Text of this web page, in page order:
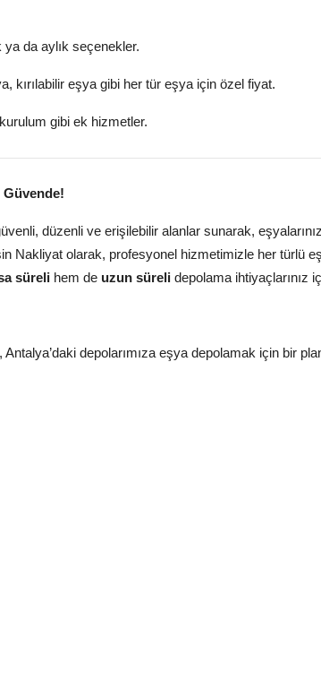
ya da aylık seçenekler.
kırılabilir eşya gibi her tür eşya için özel fiyat.
gibi ek hizmetler.
Güvende!
düzenli ve erişilebilir alanlar sunarak,
Nakliyat olarak, profesyonel hizmetimizle her türlü
süreli hem de uzun süreli depolama ihtiyaçlarınız
, Antalya’daki depolarımıza eşya depolamak için bir